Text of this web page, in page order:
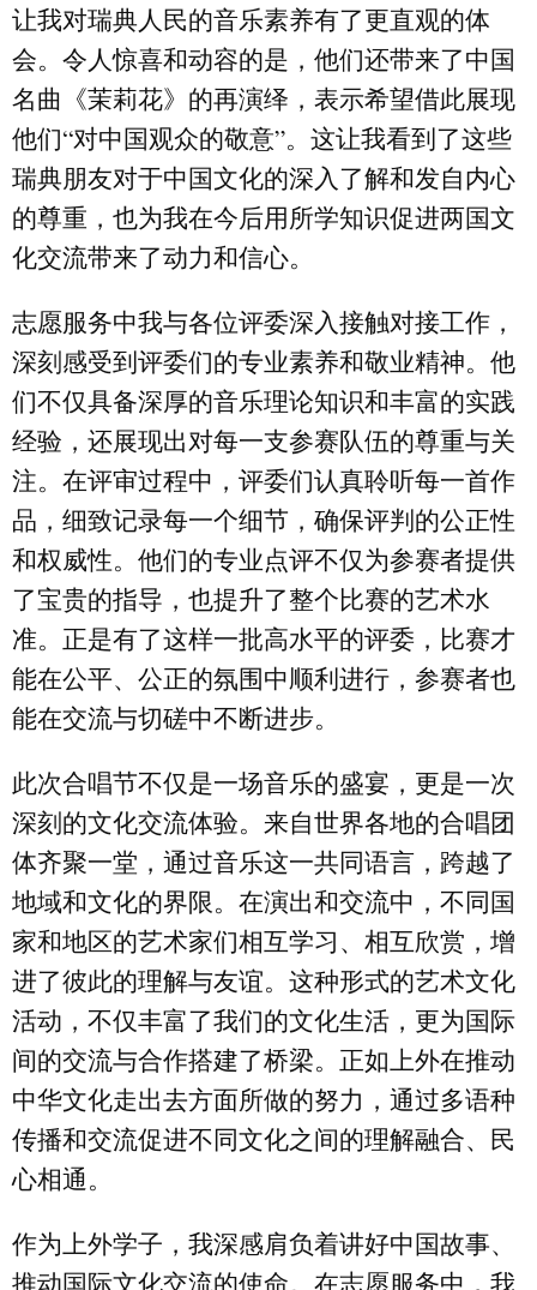
让我对瑞典人民的音乐素养有了更直观的体
会。令人惊喜和动容的是，他们还带来了中国
名曲《茉莉花》的再演绎，表示希望借此展现
他们“对中国观众的敬意”。这让我看到了这些
瑞典朋友对于中国文化的深入了解和发自内心
的尊重，也为我在今后用所学知识促进两国文
化交流带来了动力和信心。
志愿服务中我与各位评委深入接触对接工作，
深刻感受到评委们的专业素养和敬业精神。他
们不仅具备深厚的音乐理论知识和丰富的实践
经验，还展现出对每一支参赛队伍的尊重与关
注。在评审过程中，评委们认真聆听每一首作
品，细致记录每一个细节，确保评判的公正性
和权威性。他们的专业点评不仅为参赛者提供
了宝贵的指导，也提升了整个比赛的艺术水
准。正是有了这样一批高水平的评委，比赛才
能在公平、公正的氛围中顺利进行，参赛者也
能在交流与切磋中不断进步。
此次合唱节不仅是一场音乐的盛宴，更是一次
深刻的文化交流体验。来自世界各地的合唱团
体齐聚一堂，通过音乐这一共同语言，跨越了
地域和文化的界限。在演出和交流中，不同国
家和地区的艺术家们相互学习、相互欣赏，增
进了彼此的理解与友谊。这种形式的艺术文化
活动，不仅丰富了我们的文化生活，更为国际
间的交流与合作搭建了桥梁。正如上外在推动
中华文化走出去方面所做的努力，通过多语种
传播和交流促进不同文化之间的理解融合、民
心相通。
作为上外学子，我深感肩负着讲好中国故事、
推动国际文化交流的使命。在志愿服务中，我